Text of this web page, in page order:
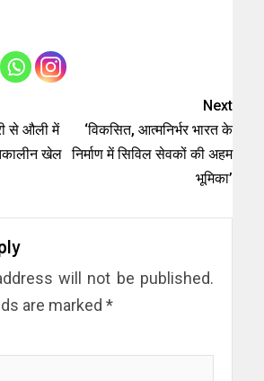
से औली में
खेल
Next
‘विकसित, आत्मनिर्भर भारत के
निर्माण में सिविल सेवकों की अहम
भूमिका’
will not be published.
are marked *